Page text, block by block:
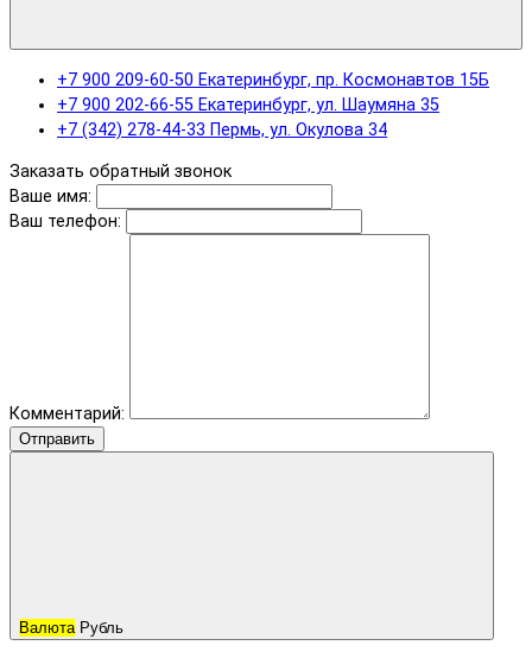
+7 900 209-60-50 Екатеринбург, пр. Космонавтов 15Б
+7 900 202-66-55 Екатеринбург, ул. Шаумяна 35
+7 (342) 278-44-33 Пермь, ул. Окулова 34
Заказать обратный звонок
Ваше имя:
Ваш телефон:
Комментарий:
Отправить
Валюта Рубль